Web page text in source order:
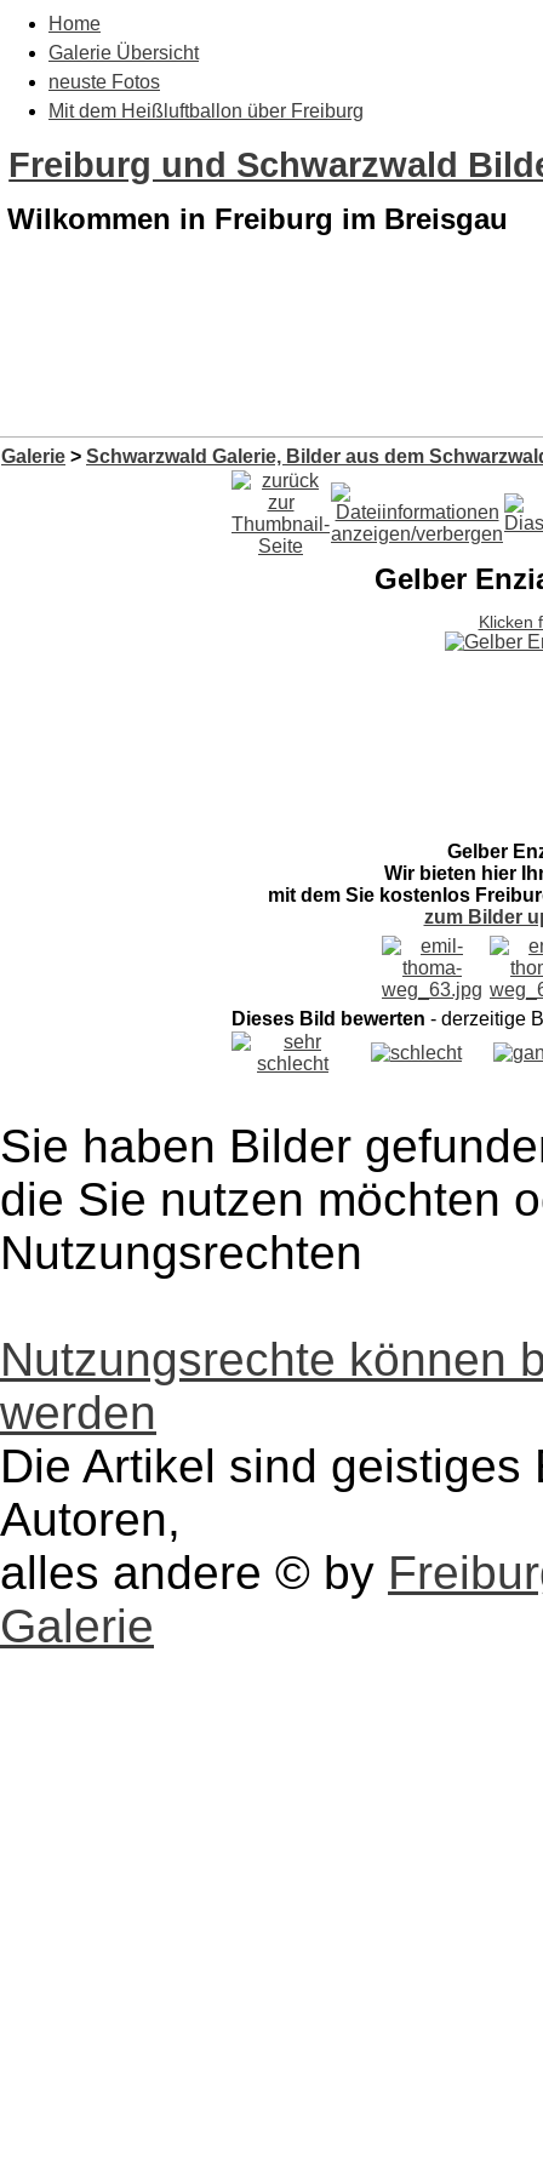
Home
Galerie Übersicht
neuste Fotos
Mit dem Heißluftballon über Freiburg
Freiburg und Schwarzwald
Wilkommen in Freiburg im Breisgau
Galerie > Schwarzwald Galerie, Bilder aus dem
Gelber
Klicken
Gelber
Wir bieten hier
mit dem Sie kostenlos
zum Bilder
Dieses Bild bewerten - derzeitige
Sie haben Bilder
die Sie nutzen möchten
Nutzungsrechten
Nutzungsrechte können
werden
Die Artikel sind
Autoren,
alles andere © by
Galerie